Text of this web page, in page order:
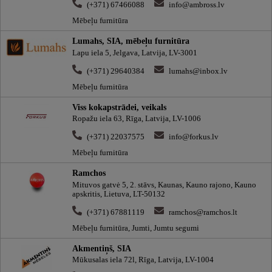
(+371) 67466088
info@ambross.lv
Mēbeļu furnitūra
Lumahs, SIA, mēbeļu furnitūra
Lapu iela 5, Jelgava, Latvija, LV-3001
(+371) 29640384
lumahs@inbox.lv
Mēbeļu furnitūra
Viss kokapstrādei, veikals
Ropažu iela 63, Rīga, Latvija, LV-1006
(+371) 22037575
info@forkus.lv
Mēbeļu furnitūra
Ramchos
Mituvos gatvė 5, 2. stāvs, Kaunas, Kauno rajono, Kauno
apskritis, Lietuva, LT-50132
(+371) 67881119
ramchos@ramchos.lt
Mēbeļu furnitūra, Jumti, Jumtu segumi
Akmentiņš, SIA
Mūkusalas iela 72l, Rīga, Latvija, LV-1004